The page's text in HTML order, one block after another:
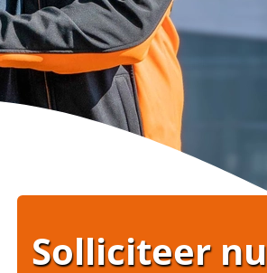
Solliciteer nu